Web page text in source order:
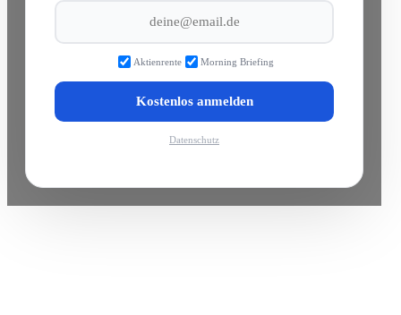
Aktienrente Morning Briefing
Kostenlos anmelden
Datenschutz